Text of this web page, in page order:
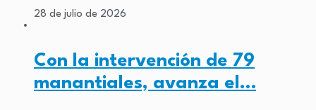
28 de julio de 2026
Con la intervención de 79
manantiales, avanza el…